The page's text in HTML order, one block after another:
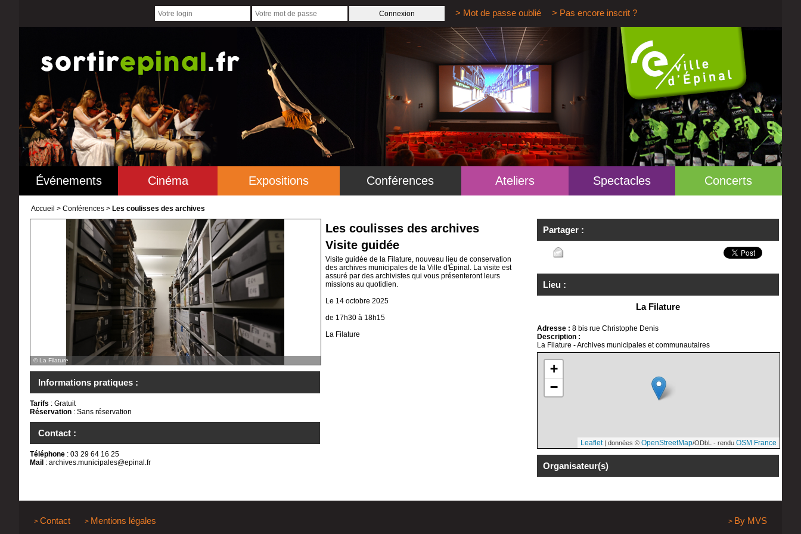
> Mot de passe oublié > Pas encore inscrit ?
Événements Cinéma Expositions Conférences Ateliers Spectacles Concerts
Accueil > Conférences > Les coulisses des archives
© La Filature
Les coulisses des archives
Visite guidée
Visite guidée de la Filature, nouveau lieu de conservation
des archives municipales de la Ville d'Épinal. La visite est
assuré par des archivistes qui vous présenteront leurs
missions au quotidien.
Le 14 octobre 2025
de 17h30 à 18h15
La Filature
Informations pratiques :
Tarifs : Gratuit
Réservation : Sans réservation
Contact :
Téléphone : 03 29 64 16 25
Mail : archives.municipales@epinal.fr
Partager :
Lieu :
La Filature
Adresse : 8 bis rue Christophe Denis
Description :
La Filature - Archives municipales et communautaires
+
−
Leaflet| données © OpenStreetMap/ODbL - rendu OSM France
Organisateur(s)
> Contact > Mentions légales > By MVS